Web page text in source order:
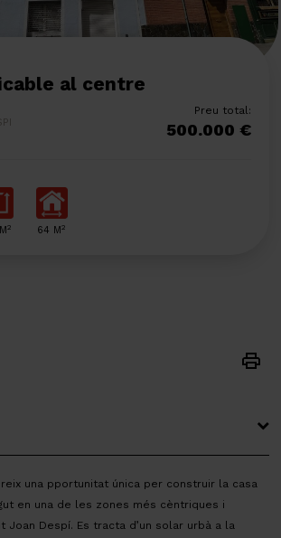
una pportunitat única per construir la casa
en una de les zones més cèntriques i
Joan Despí. Es tracta d’un solar urbà a la
al centre
Preu total:
500.000 €
2 64 M 2